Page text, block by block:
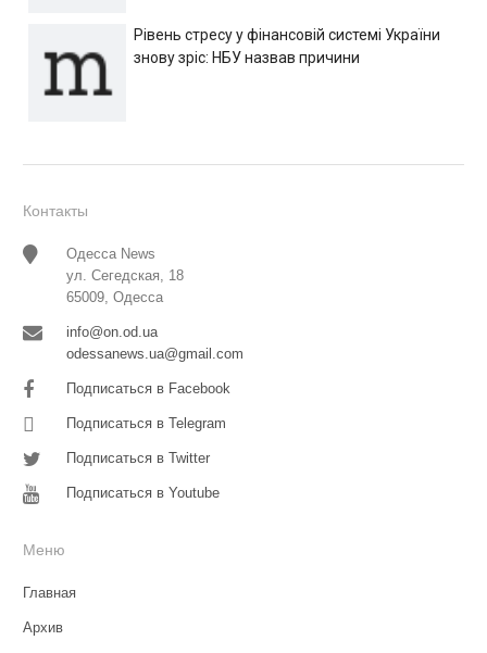
Рівень стресу у фінансовій системі України
знову зріс: НБУ назвав причини
Контакты
Одесса News
ул. Сегедская, 18
65009, Одесса
info@on.od.ua
odessanews.ua@gmail.com
Подписаться в Facebook
Подписаться в Telegram
Подписаться в Twitter
Подписаться в Youtube
Меню
Главная
Архив